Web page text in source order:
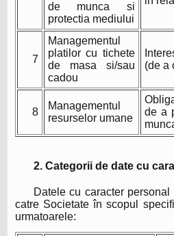
de munca si
protectia mediului
7
Managementul
platilor cu tichete
de masa si/sau
cadou
(de a
8
Managementul
resurselor umane
de a
2. Categorii de date cu
Datele cu caracter
catre Societate în scopul
urmatoarele: